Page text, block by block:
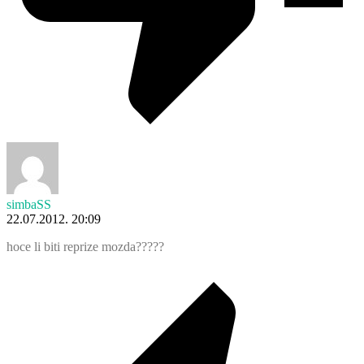
simbaSS
22.07.2012. 20:09
hoce li biti reprize mozda?????